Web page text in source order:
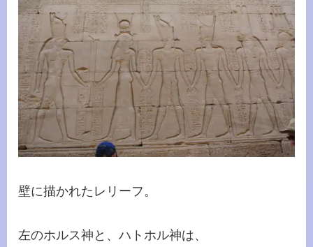
壁に描かれたレリーフ。
左のホルス神と、ハトホル神は、